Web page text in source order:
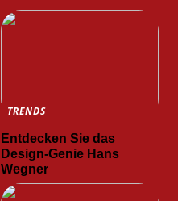
TRENDS
Entdecken Sie das
Design-Genie Hans
Wegner